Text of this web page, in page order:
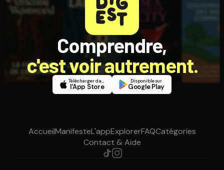
Comprendre,
c'est voir autrement.
Télécharger dans
l'App Store
Disponible sur
Google Play
AccueilManifesteL'appExplorerFAQCatégories
Contact & Aide